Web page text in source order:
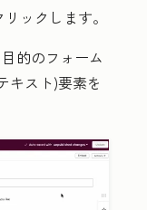
ックします。
的のフォーム
キスト)要素を